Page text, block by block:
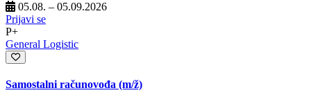
05.08. – 05.09.2026
Prijavi se
P+
General Logistic
Samostalni računovođa (m/ž)